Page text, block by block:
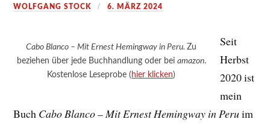
WOLFGANG STOCK 6. MÄRZ 2024
Cabo Blanco – Mit Ernest Hemingway in Peru.Zu
beziehen über jede Buchhandlung oder bei amazon.
Kostenlose Leseprobe ( hier klicken)
Seit
Herbst
2020 ist
mein
Buch Cabo Blanco – Mit Ernest Hemingway in Peruim